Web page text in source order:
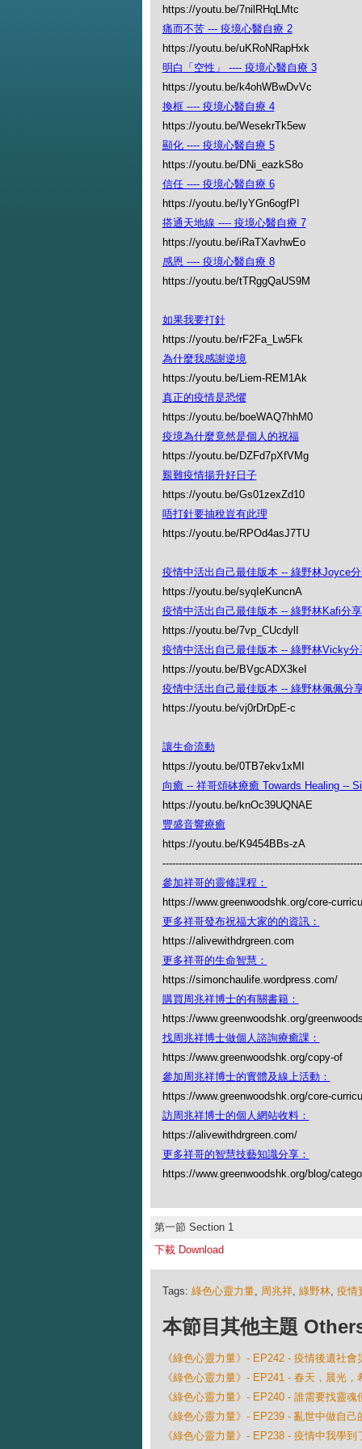
https://youtu.be/7nilRHqLMtc
痛而不苦 --- 疫境心醫自療 2
https://youtu.be/uKRoNRapHxk
明白「空性」 ---- 疫境心醫自療 3
https://youtu.be/k4ohWBwDvVc
換框 ---- 疫境心醫自療 4
https://youtu.be/WesekrTk5ew
顯化 ---- 疫境心醫自療 5
https://youtu.be/DNi_eazkS8o
信任 ---- 疫境心醫自療 6
https://youtu.be/IyYGn6ogfPI
搭通天地線 ---- 疫境心醫自療 7
https://youtu.be/iRaTXavhwEo
感恩 ---- 疫境心醫自療 8
https://youtu.be/tTRggQaUS9M
如果我要打針
https://youtu.be/rF2Fa_Lw5Fk
為什麼我感謝逆境
https://youtu.be/Liem-REM1Ak
真正的疫情是恐懼
https://youtu.be/boeWAQ7hhM0
疫境為什麼竟然是個人的祝福
https://youtu.be/DZFd7pXfVMg
艱難疫情揚升好日子
https://youtu.be/Gs01zexZd10
唔打針要抽稅豈有此理
https://youtu.be/RPOd4asJ7TU
疫情中活出自己最佳版本 -- 綠野林Joyce
https://youtu.be/syqIeKuncnA
疫情中活出自己最佳版本 -- 綠野林Kafi分享
https://youtu.be/7vp_CUcdylI
疫情中活出自己最佳版本 -- 綠野林Vicky分
https://youtu.be/BVgcADX3keI
疫情中活出自己最佳版本 -- 綠野林佩佩分
https://youtu.be/vj0rDrDpE-c
讓生命流動
https://youtu.be/0TB7ekv1xMI
向癒 -- 祥哥頌砵療癒 Towards Healing --
https://youtu.be/knOc39UQNAE
豐盛音響療癒
https://youtu.be/K9454BBs-zA
參加祥哥的靈修課程：
https://www.greenwoodshk.org/core-
更多祥哥發布祝福大家的的資訊：
https://alivewithdrgreen.com
更多祥哥的生命智慧：
https://simonchaulife.wordpress.com/
購買周兆祥博士的有關書籍：
https://www.greenwoodshk.org/
找周兆祥博士做個人諮詢療癒課：
https://www.greenwoodshk.org/copy-of
參加周兆祥博士的實體及線上活動：
https://www.greenwoodshk.org/core-
訪周兆祥博士的個人網站收料：
https://alivewithdrgreen.com/
更多祥哥的智慧技藝知識分享：
https://www.greenwoodshk.org/blog/
第一節 Section 1
下載 Download
Tags: 綠色心靈力量, 周兆祥, 綠野林, 疫情
本節目其他主題
《綠色心靈力量》- EP242 - 疫情後遺社會
《綠色心靈力量》- EP241 - 春天，晨光，
《綠色心靈力量》- EP240 - 誰需要找靈魂
《綠色心靈力量》- EP239 - 亂世中做自己
《綠色心靈力量》- EP238 - 疫情中我學到